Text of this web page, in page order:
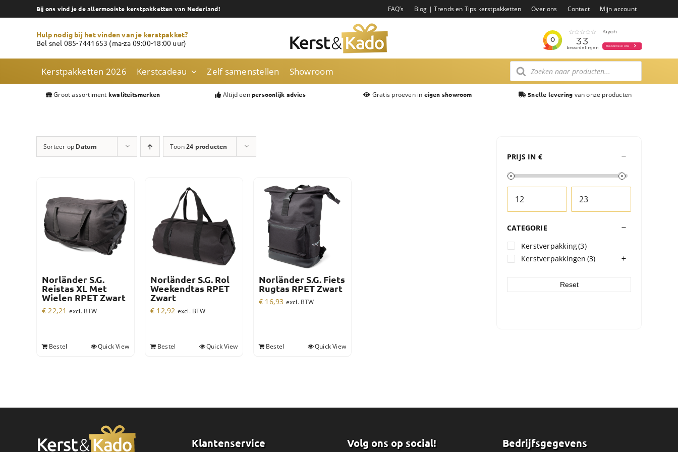
to
Bij ons vind je de allermooiste kerstpakketten van Nederland! FAQ’s Blog | Trends en Tips kerstpakketten Over ons Contact Mijn account
Hulp nodig bij het vinden van je kerstpakket?
Bel snel 085-7441653 (ma-za 09:00-18:00 uur)
Kerstpakketten 2026 Kerstcadeau Zelf samenstellen Showroom
Producten
zoeken
Groot assortiment kwaliteitsmerken Altijd een persoonlijk advies Gratis proeven in eigen showroom Snelle levering van onze producten
Sorteer op Datum Toon24 producten
Norländer S.G.
Reistas XL Met
Wielen RPET Zwart
€ 22,21 excl. BTW
Bestel Quick View
Norländer S.G. Rol
Weekendtas RPET
Zwart
€ 12,92 excl. BTW
Bestel Quick View
Norländer S.G. Fiets
Rugtas RPET Zwart
€ 16,93 excl. BTW
Bestel Quick View
PRIJS IN €
CATEGORIE
Kerstverpakking(3)
Kerstverpakkingen (3)
Reset
Klantenservice Volg ons op social! Bedrijfsgegevens